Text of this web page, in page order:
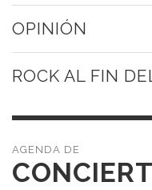
OPINIÓN
ROCK AL FIN